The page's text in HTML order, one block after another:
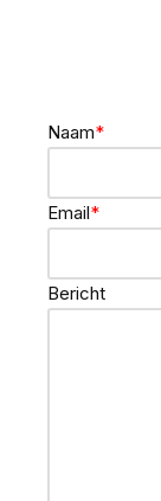
Naam*
Email*
Bericht